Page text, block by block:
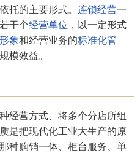
托的主要形式。 连锁经营一
干个经营单位 ，以一定形式
象和经营业务的标准化管
模效益。
营方式、将多个分店所组
是把现代化工业大生产的原
种购销一体、柜台服务、单